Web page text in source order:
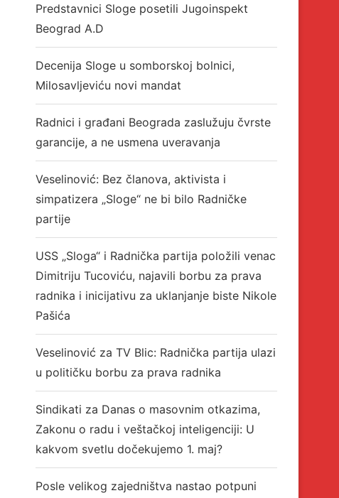
Predstavnici Sloge posetili Jugoinspekt
Beograd A.D
Decenija Sloge u somborskoj bolnici,
Milosavljeviću novi mandat
Radnici i građani Beograda zaslužuju čvrste
garancije, a ne usmena uveravanja
Veselinović: Bez članova, aktivista i
simpatizera „Sloge“ ne bi bilo Radničke
partije
USS „Sloga“ i Radnička partija položili venac
Dimitriju Tucoviću, najavili borbu za prava
radnika i inicijativu za uklanjanje biste Nikole
Pašića
Veselinović za TV Blic: Radnička partija ulazi
u političku borbu za prava radnika
Sindikati za Danas o masovnim otkazima,
Zakonu o radu i veštačkoj inteligenciji: U
kakvom svetlu dočekujemo 1. maj?
Posle velikog zajedništva nastao potpuni